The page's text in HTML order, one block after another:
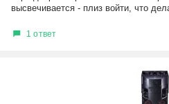
высвечивается - плиз войти, что
1 ответ